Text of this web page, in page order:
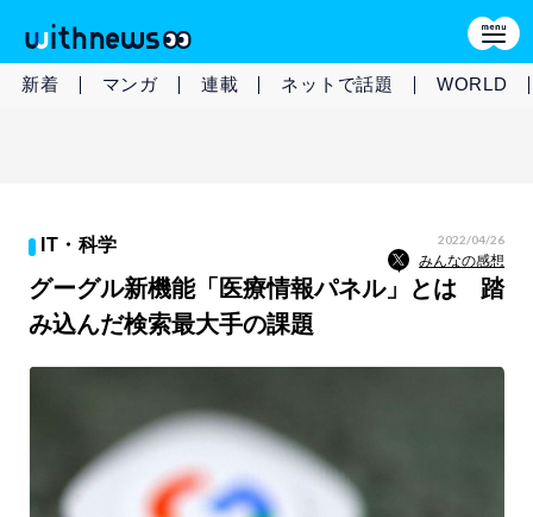
新着 マンガ 連載 ネットで話題 WORLD
IT・科学 2022/04/26
みんなの感想
グーグル新機能「医療情報パネル」とは 踏
み込んだ検索最大手の課題